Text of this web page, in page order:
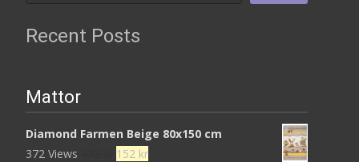
Recent Posts
Mattor
Diamond Farmen Beige 80x150 cm
372 Views
Det
152 krDet